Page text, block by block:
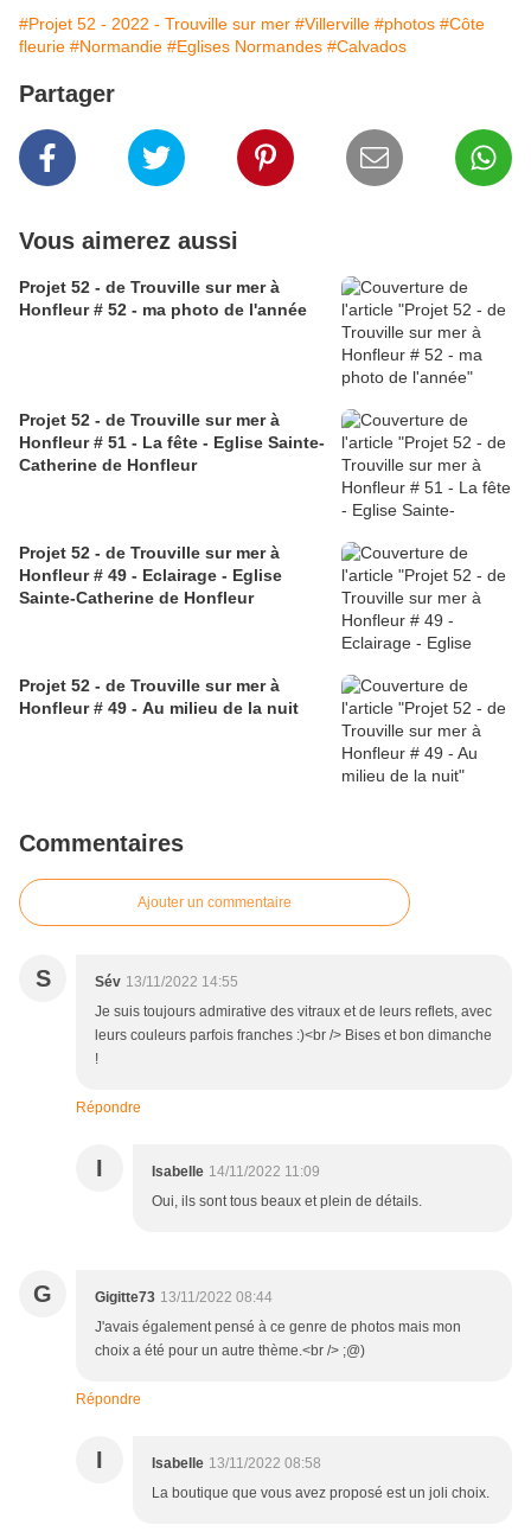
#Projet 52 - 2022 - Trouville sur mer #Villerville #photos #Côte
fleurie #Normandie #Eglises Normandes #Calvados
Partager
Vous aimerez aussi
Projet 52 - de Trouville sur mer à
Honfleur # 52 - ma photo de l'année
Projet 52 - de Trouville sur mer à
Honfleur # 51 - La fête - Eglise Sainte-
Catherine de Honfleur
Projet 52 - de Trouville sur mer à
Honfleur # 49 - Eclairage - Eglise
Sainte-Catherine de Honfleur
Projet 52 - de Trouville sur mer à
Honfleur # 49 - Au milieu de la nuit
Commentaires
Ajouter un commentaire
S Sév 13/11/2022 14:55
Je suis toujours admirative des vitraux et de leurs reflets, avec
leurs couleurs parfois franches :)<br /> Bises et bon dimanche
!
Répondre
I Isabelle 14/11/2022 11:09
Oui, ils sont tous beaux et plein de détails.
G Gigitte73 13/11/2022 08:44
J'avais également pensé à ce genre de photos mais mon
choix a été pour un autre thème.<br /> ;@)
Répondre
I Isabelle 13/11/2022 08:58
La boutique que vous avez proposé est un joli choix.